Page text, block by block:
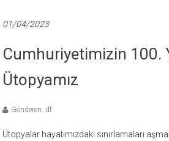
01/04/2023
Cumhuriyetimizin 100.
Ütopyamız
Gönderen: dt
Ütopyalar hayatımızdaki sınırlamaları